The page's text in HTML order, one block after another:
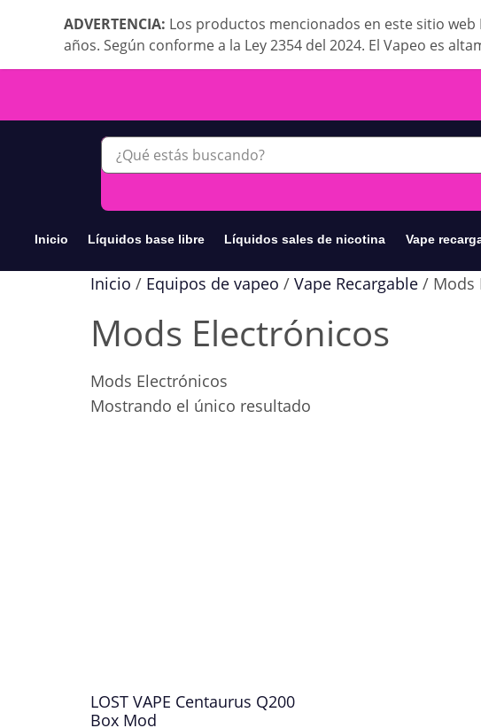
ADVERTENCIA: Los productos mencionados en este sitio
años. Según conforme a la Ley 2354 del 2024. El Vapeo es
Inicio Líquidos base libre Líquidos sales de nicotina Vape
Inicio / Equipos de vapeo / Vape Recargable / Mods
Mods Electrónicos
Mods Electrónicos
Mostrando el único resultado
LOST VAPE Centaurus Q200
Box Mod